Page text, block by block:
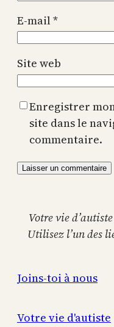
E-mail*
Site web
Enregistrer
site dans le
commentaire.
Votre vie
Utilisez l’un des
Joins-toi à nous
Votre vie d'autiste